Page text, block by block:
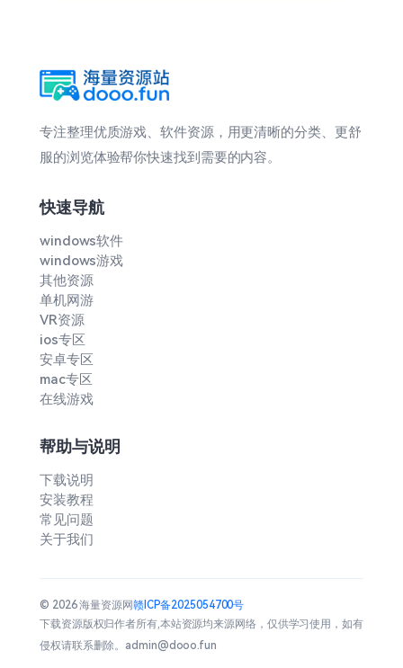
专注整理优质游戏、软件资源，用更清晰的分类、更舒
服的浏览体验帮你快速找到需要的内容。
快速导航
windows软件
windows游戏
其他资源
单机网游
VR资源
ios专区
安卓专区
mac专区
在线游戏
帮助与说明
下载说明
安装教程
常见问题
关于我们
© 2026 海量资源网赣ICP备2025054700号
下载资源版权归作者所有,本站资源均来源网络，仅供学习使用，如有
侵权请联系删除。admin@dooo.fun